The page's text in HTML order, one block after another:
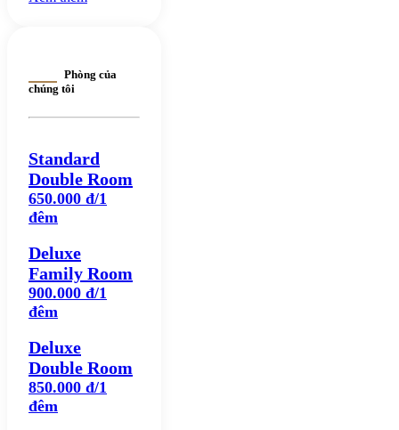
Phòng của
chúng tôi
Standard
Double Room
650.000 đ/1
đêm
Deluxe
Family Room
900.000 đ/1
đêm
Deluxe
Double Room
850.000 đ/1
đêm